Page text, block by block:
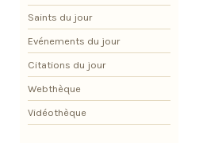
Saints du jour
Evénements du jour
Citations du jour
Webthèque
Vidéothèque